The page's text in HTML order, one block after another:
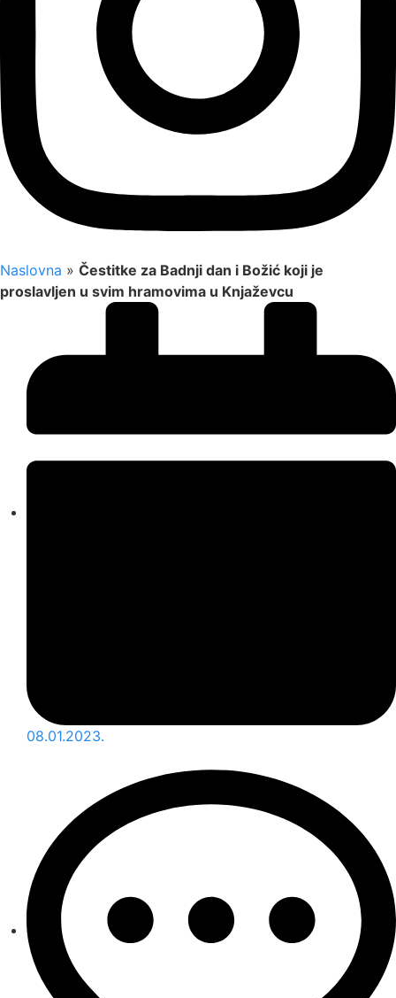
Naslovna » Čestitke za Badnji dan i Božić koji je
proslavljen u svim hramovima u Knjaževcu
08.01.2023.